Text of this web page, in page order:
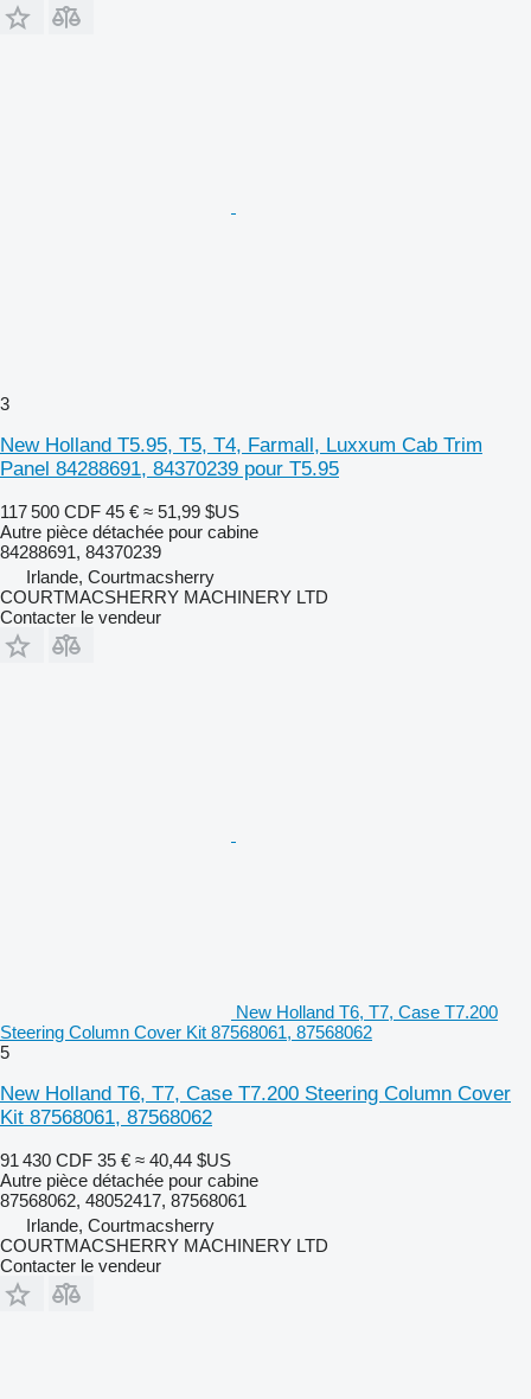
3
New Holland T5.95, T5, T4, Farmall, Luxxum Cab Trim
Panel 84288691, 84370239 pour T5.95
117 500 CDF 45 € ≈ 51,99 $US
Autre pièce détachée pour cabine
84288691, 84370239
Irlande, Courtmacsherry
COURTMACSHERRY MACHINERY LTD
Contacter le vendeur
New Holland T6, T7, Case T7.200
Steering Column Cover Kit 87568061, 87568062
5
New Holland T6, T7, Case T7.200 Steering Column Cover
Kit 87568061, 87568062
91 430 CDF 35 € ≈ 40,44 $US
Autre pièce détachée pour cabine
87568062, 48052417, 87568061
Irlande, Courtmacsherry
COURTMACSHERRY MACHINERY LTD
Contacter le vendeur